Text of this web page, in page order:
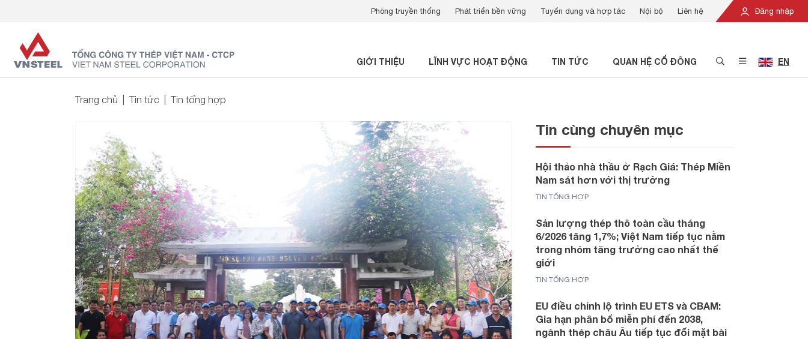
Đăng nhập
Phòng truyền thống Phát triển bền vững Tuyển dụng và hợp tác Nội bộ Liên hệ
GIỚI THIỆU LĨNH VỰC HOẠT ĐỘNG TIN TỨC QUAN HỆ CỔ ĐÔNG EN
Trang chủ Tin tức Tin tổng hợp
Tin cùng chuyên mục
Hội thảo nhà thầu ở Rạch Giá: Thép Miền
Nam sát hơn với thị trường
TIN TỔNG HỢP
Sản lượng thép thô toàn cầu tháng
6/2026 tăng 1,7%; Việt Nam tiếp tục nằm
trong nhóm tăng trưởng cao nhất thế
giới
TIN TỔNG HỢP
EU điều chỉnh lộ trình EU ETS và CBAM:
Gia hạn phân bổ miễn phí đến 2038,
ngành thép châu Âu tiếp tục đối mặt bài